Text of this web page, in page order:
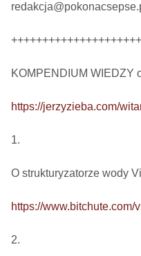
KOMPENDIUM WIEDZY
https://jerzyzieba.com/
1.
O strukturyzatorze wody
https://www.bitchute.com/
2.